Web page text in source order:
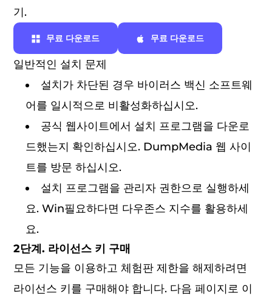
기.
무료 다운로드 무료 다운로드
일반적인 설치 문제
설치가 차단된 경우 바이러스 백신 소프트웨
어를 일시적으로 비활성화하십시오.
공식 웹사이트에서 설치 프로그램을 다운로
드했는지 확인하십시오. DumpMedia 웹 사이
트를 방문 하십시오.
설치 프로그램을 관리자 권한으로 실행하세
요. Win필요하다면 다우존스 지수를 활용하세
요.
2단계. 라이선스 키 구매
모든 기능을 이용하고 체험판 제한을 해제하려면
라이선스 키를 구매해야 합니다. 다음 페이지로 이